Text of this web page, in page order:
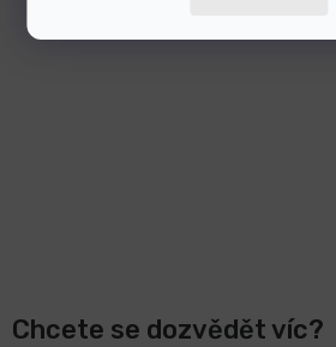
Chcete se dozvědět víc?